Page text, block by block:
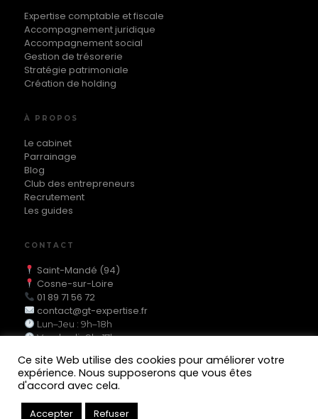
Expertise comptable et fiscale
Accompagnement juridique
Accompagnement social
Gestion de trésorerie
Stratégie patrimoniale
Création de holding
À PROPOS
Le cabinet
Parrainage
Blog
Club des entrepreneurs
Recrutement
Les guides
CONTACT
Saint-Mandé (94)
Cosne-sur-Loire
01 89 71 56 72
contact@gt-expertise.fr
Lun–Jeu : 9h–18h
Vendredi : 9h–17h
MEMBRE DE L'ORDRE DES EXPERTS-COMPTABLES
Ce site Web utilise des cookies pour améliorer votre
expérience. Nous supposerons que vous êtes
d'accord avec cela.
Accepter Refuser